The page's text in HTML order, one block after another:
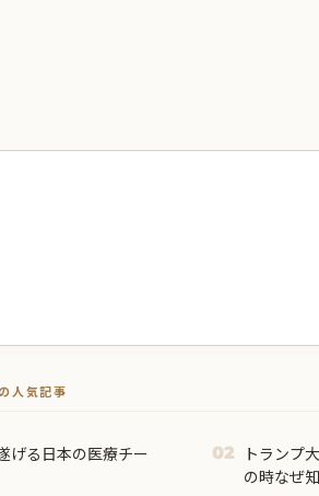
人気記事
げる日本の医療チー
02
トランプ
の時なぜ